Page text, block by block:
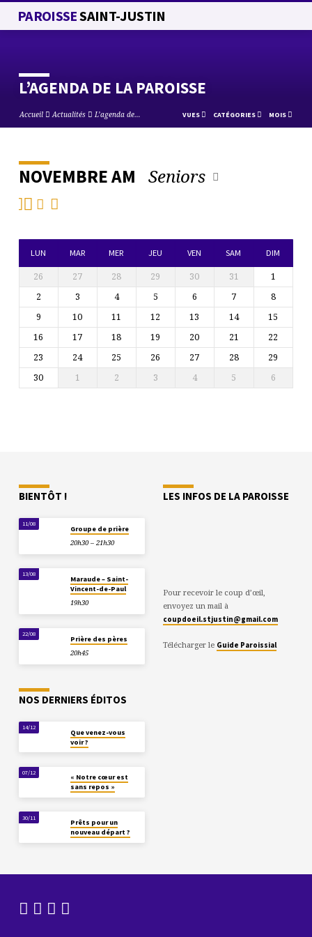
PAROISSESAINT-JUSTIN
L’AGENDA DE LA PAROISSE
Accueil Actualités L’agenda de… VUES CATÉGORIES MOIS
L’AGENDA
DE
LA
PAROISSE
NOVEMBRE AM Seniors
LUN MAR MER JEU VEN SAM DIM
26 27 28 29 30 31
1
2
3 4 5 6 7
8
9
10 11 12 13 14
15
16
17 18 19 20 21
22
23
24 25 26 27 28
29
30
1 2 3 4 5 6
BIENTÔT !
11/08
Groupe de prière
20h30 – 21h30
13/08
Maraude – Saint-
Vincent-de-Paul
19h30
22/08
Prière des pères
20h45
LES INFOS DE LA PAROISSE
Pour recevoir le coup d’œil,
envoyez un mail à
coupdoeil.stjustin@gmail.com
Télécharger le Guide Paroissial
NOS DERNIERS ÉDITOS
14/12
Que venez-vous
voir ?
07/12
« Notre cœur est
sans repos »
30/11
Prêts pour un
nouveau départ ?